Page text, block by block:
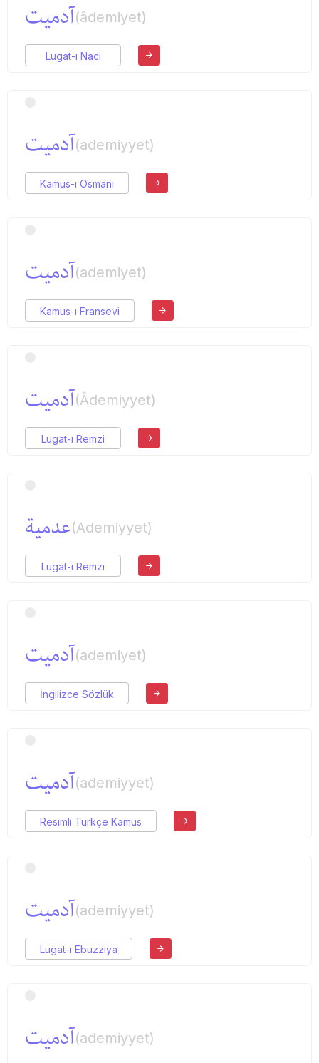
آدمیت(âdemiyet)
Lugat-ı Naci
آدمیت(ademiyyet)
Kamus-ı Osmani
آدمیت(ademiyet)
Kamus-ı Fransevi
آدمیت(Âdemiyyet)
Lugat-ı Remzi
عدمیة(Ademiyyet)
Lugat-ı Remzi
آدمیت(ademiyet)
İngilizce Sözlük
آدمیت(ademiyyet)
Resimli Türkçe Kamus
آدمیت(ademiyyet)
Lugat-ı Ebuzziya
آدمیت(ademiyyet)